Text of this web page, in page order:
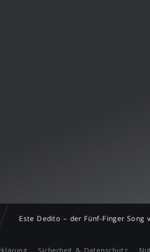
Este Dedito – der Fünf-Finger Song